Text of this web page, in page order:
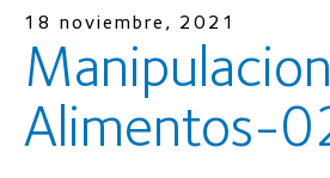
18 noviembre, 2021
Alimentos-